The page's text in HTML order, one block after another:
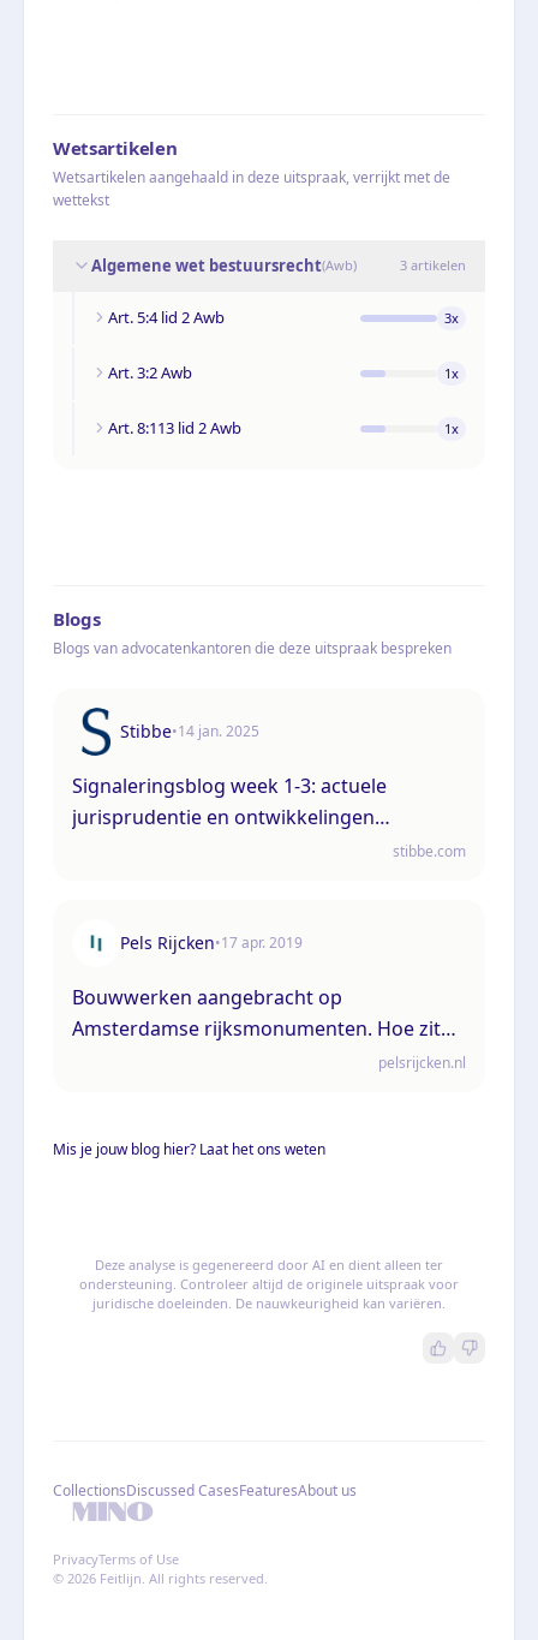
Wetsartikelen
Wetsartikelen aangehaald in deze uitspraak, verrijkt met de
wettekst
Algemene wet bestuursrecht(Awb) 3 artikelen
Art. 5:4 lid 2 Awb 3x
Art. 3:2 Awb 1x
Art. 8:113 lid 2 Awb 1x
Blogs
Blogs van advocatenkantoren die deze uitspraak bespreken
Stibbe•14 jan. 2025
Signaleringsblog week 1-3: actuele
jurisprudentie en ontwikkelingen
stibbe.com
Pels Rijcken•17 apr. 2019
Bouwwerken aangebracht op
Amsterdamse rijksmonumenten. Hoe zit
het ook alweer met de handhaving?pelsrijcken.nl
Mis je jouw blog hier? Laat het ons weten
Deze analyse is gegenereerd door AI en dient alleen ter
ondersteuning. Controleer altijd de originele uitspraak voor
juridische doeleinden. De nauwkeurigheid kan variëren.
CollectionsDiscussed CasesFeaturesAbout us
PrivacyTerms of Use
© 2026 Feitlijn. All rights reserved.